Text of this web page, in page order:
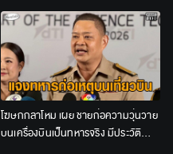
โฆษกกลาโหม เผย ชายก่อความวุ่นวาย
บนเครื่องบินเป็นทหารจริง มีประวัติ